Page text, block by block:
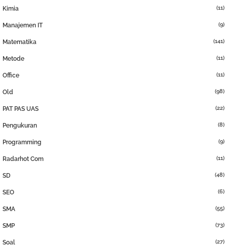
Kimia (11)
Manajemen IT (9)
Matematika (141)
Metode (11)
Office (11)
Old (98)
PAT PAS UAS (22)
Pengukuran (8)
Programming (9)
Radarhot Com (11)
SD (48)
SEO (6)
SMA (55)
SMP (73)
Soal (27)